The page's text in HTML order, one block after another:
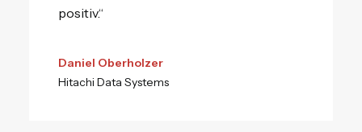
positiv.“
Daniel Oberholzer
Hitachi Data Systems